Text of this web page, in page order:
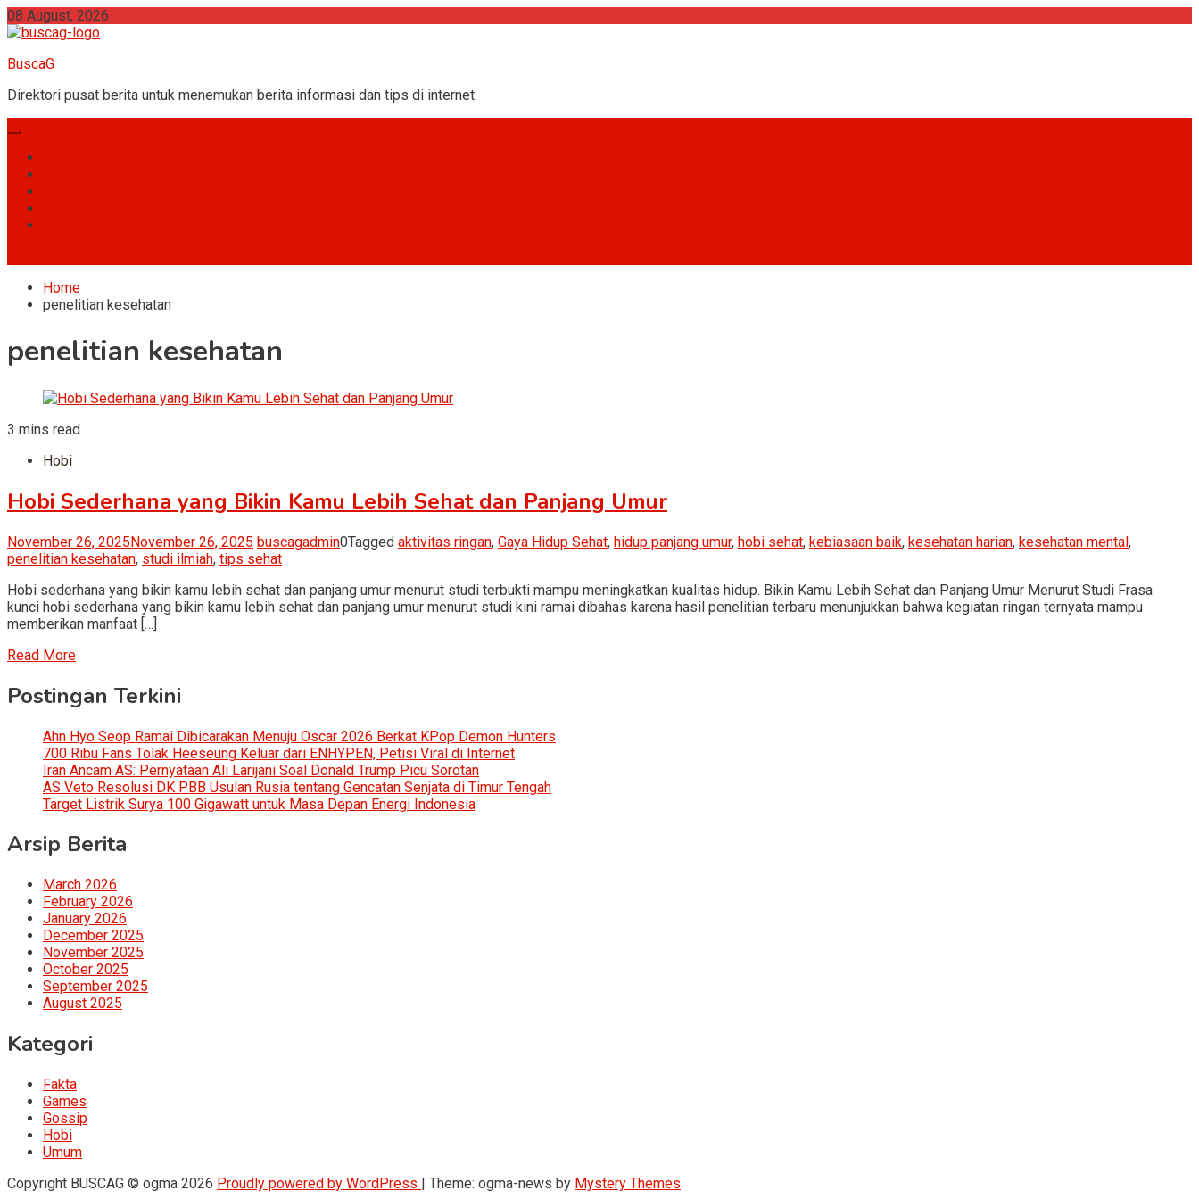
Skip
to
08 August, 2026
BuscaG
Direktori pusat berita untuk menemukan berita informasi dan tips di internet
Home
penelitian kesehatan
penelitian kesehatan
3 mins read
Hobi
Hobi Sederhana yang Bikin Kamu Lebih Sehat dan Panjang Umur
November 26, 2025November 26, 2025 buscagadmin0Tagged aktivitas ringan, Gaya Hidup Sehat, hidup panjang umur, hobi sehat, kebiasaan baik, kesehatan harian, kesehatan mental,
penelitian kesehatan, studi ilmiah, tips sehat
Hobi sederhana yang bikin kamu lebih sehat dan panjang umur menurut studi terbukti mampu meningkatkan kualitas hidup. Bikin Kamu Lebih Sehat dan Panjang Umur Menurut Studi Frasa
kunci hobi sederhana yang bikin kamu lebih sehat dan panjang umur menurut studi kini ramai dibahas karena hasil penelitian terbaru menunjukkan bahwa kegiatan ringan ternyata mampu
memberikan manfaat […]
Read More
Postingan Terkini
Ahn Hyo Seop Ramai Dibicarakan Menuju Oscar 2026 Berkat KPop Demon Hunters
700 Ribu Fans Tolak Heeseung Keluar dari ENHYPEN, Petisi Viral di Internet
Iran Ancam AS: Pernyataan Ali Larijani Soal Donald Trump Picu Sorotan
AS Veto Resolusi DK PBB Usulan Rusia tentang Gencatan Senjata di Timur Tengah
Target Listrik Surya 100 Gigawatt untuk Masa Depan Energi Indonesia
Arsip Berita
March 2026
February 2026
January 2026
December 2025
November 2025
October 2025
September 2025
August 2025
Kategori
Fakta
Games
Gossip
Hobi
Umum
Copyright BUSCAG © ogma 2026 Proudly powered by WordPress | Theme: ogma-news by Mystery Themes.